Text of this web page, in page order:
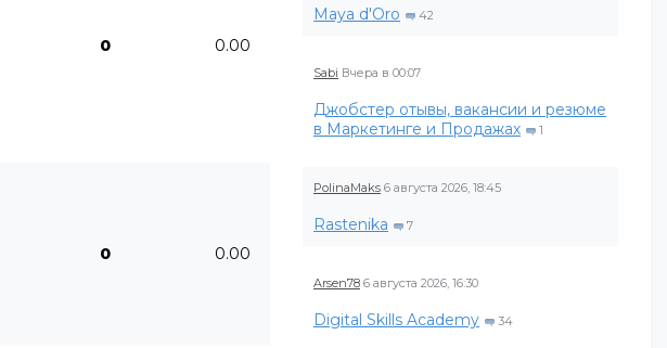
Maya d'Oro 42
Sabi Вчера в 00:07
Джобстер отывы, вакансии и резюме
в Маркетинге и Продажах
1
PolinaMaks 6 августа 2026, 18:45
Rastenika 7
Arsen78 6 августа 2026, 16:30
Digital Skills Academy 34
0 0.00
0 0.00